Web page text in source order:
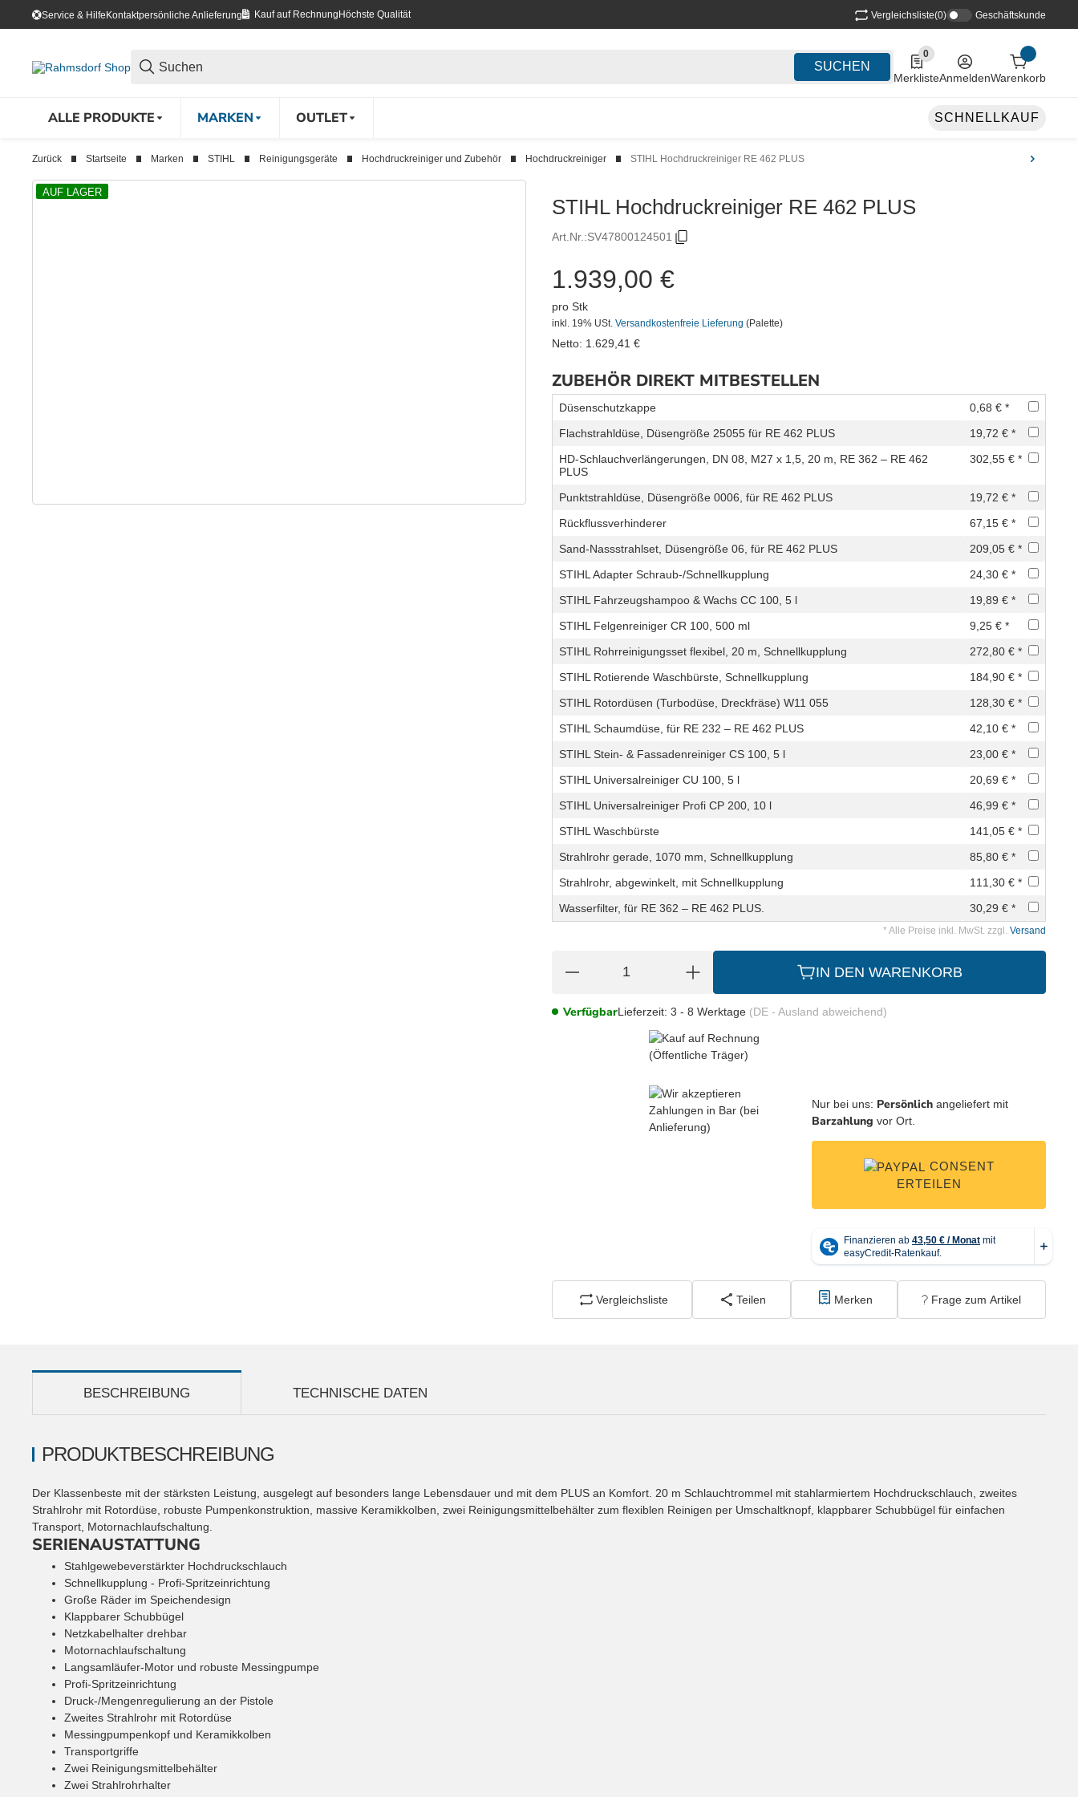
Service & HilfeKontaktpersönliche Anlieferung Kauf auf Rechnung Höchste Qualität Vergleichsliste(0) Geschäftskunde
SUCHEN
0
0 Produkte in der Liste
MerklisteAnmeldenWarenkorb
ALLE PRODUKTE MARKEN OUTLET SCHNELLKAUF
Zurück Startseite Marken STIHL Reinigungsgeräte Hochdruckreiniger und Zubehör Hochdruckreiniger STIHL Hochdruckreiniger RE 462 PLUS
AUF LAGER
STIHL Hochdruckreiniger RE 462 PLUS
Art.Nr.:SV47800124501
1.939,00 €
pro Stk
inkl. 19% USt. Versandkostenfreie Lieferung (Palette)
Netto: 1.629,41 €
ZUBEHÖR DIREKT MITBESTELLEN
Düsenschutzkappe
0,68 € *
Flachstrahldüse, Düsengröße 25055 für RE 462 PLUS
19,72 € *
HD-Schlauchverlängerungen, DN 08, M27 x 1,5, 20 m, RE 362 – RE 462
PLUS
302,55 € *
Punktstrahldüse, Düsengröße 0006, für RE 462 PLUS
19,72 € *
Rückflussverhinderer
67,15 € *
Sand-Nassstrahlset, Düsengröße 06, für RE 462 PLUS
209,05 € *
STIHL Adapter Schraub-/Schnellkupplung
24,30 € *
STIHL Fahrzeugshampoo & Wachs CC 100, 5 l
19,89 € *
STIHL Felgenreiniger CR 100, 500 ml
9,25 € *
STIHL Rohrreinigungsset flexibel, 20 m, Schnellkupplung
272,80 € *
STIHL Rotierende Waschbürste, Schnellkupplung
184,90 € *
STIHL Rotordüsen (Turbodüse, Dreckfräse) W11 055
128,30 € *
STIHL Schaumdüse, für RE 232 – RE 462 PLUS
42,10 € *
STIHL Stein- & Fassadenreiniger CS 100, 5 l
23,00 € *
STIHL Universalreiniger CU 100, 5 l
20,69 € *
STIHL Universalreiniger Profi CP 200, 10 l
46,99 € *
STIHL Waschbürste
141,05 € *
Strahlrohr gerade, 1070 mm, Schnellkupplung
85,80 € *
Strahlrohr, abgewinkelt, mit Schnellkupplung
111,30 € *
Wasserfilter, für RE 362 – RE 462 PLUS.
30,29 € *
* Alle Preise inkl. MwSt. zzgl. Versand
IN DEN WARENKORB
VerfügbarLieferzeit: 3 - 8 Werktage (DE - Ausland abweichend)
Nur bei uns: Persönlich angeliefert mit
Barzahlung vor Ort.
CONSENT
ERTEILEN
Vergleichsliste Teilen Merken Frage zum Artikel
TECHNISCHE DATEN
BESCHREIBUNG
PRODUKTBESCHREIBUNG
Der Klassenbeste mit der stärksten Leistung, ausgelegt auf besonders lange Lebensdauer und mit dem PLUS an Komfort. 20 m Schlauchtrommel mit stahlarmiertem Hochdruckschlauch, zweites
Strahlrohr mit Rotordüse, robuste Pumpenkonstruktion, massive Keramikkolben, zwei Reinigungsmittelbehälter zum flexiblen Reinigen per Umschaltknopf, klappbarer Schubbügel für einfachen
Transport, Motornachlaufschaltung.
SERIENAUSTATTUNG
Stahlgewebeverstärkter Hochdruckschlauch
Schnellkupplung - Profi-Spritzeinrichtung
Große Räder im Speichendesign
Klappbarer Schubbügel
Netzkabelhalter drehbar
Motornachlaufschaltung
Langsamläufer-Motor und robuste Messingpumpe
Profi-Spritzeinrichtung
Druck-/Mengenregulierung an der Pistole
Zweites Strahlrohr mit Rotordüse
Messingpumpenkopf und Keramikkolben
Transportgriffe
Zwei Reinigungsmittelbehälter
Zwei Strahlrohrhalter